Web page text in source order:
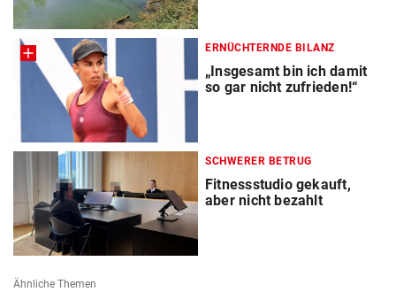
ERNÜCHTERNDE BILANZ
„Insgesamt bin ich damit
so gar nicht zufrieden!“
SCHWERER BETRUG
Fitnessstudio gekauft,
aber nicht bezahlt
Ähnliche Themen